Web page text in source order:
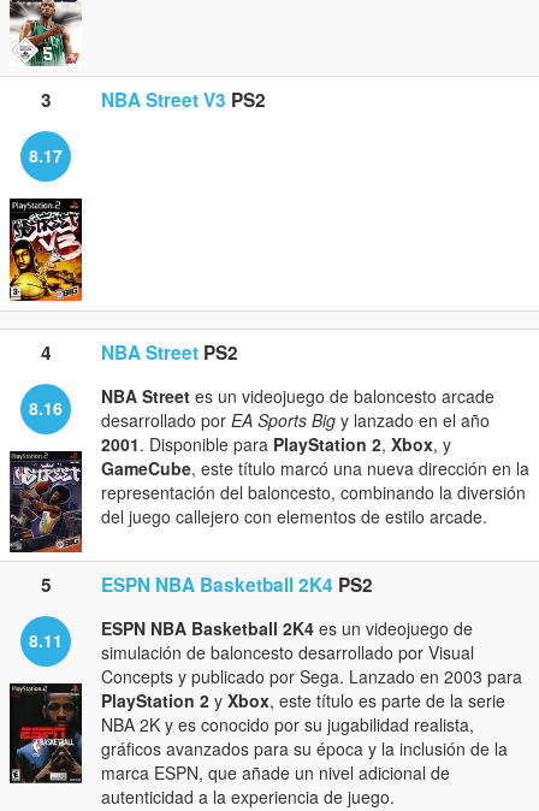
3 NBA Street V3 PS2
8.17
4 NBA Street PS2
8.16 NBA Street es un videojuego de baloncesto arcade
desarrollado por EA Sports Big y lanzado en el año
2001. Disponible para PlayStation 2, Xbox, y
GameCube, este título marcó una nueva dirección en la
representación del baloncesto, combinando la diversión
del juego callejero con elementos de estilo arcade.
5 ESPN NBA Basketball 2K4 PS2
8.11 ESPN NBA Basketball 2K4 es un videojuego de
simulación de baloncesto desarrollado por Visual
Concepts y publicado por Sega. Lanzado en 2003 para
PlayStation 2 y Xbox, este título es parte de la serie
NBA 2K y es conocido por su jugabilidad realista,
gráficos avanzados para su época y la inclusión de la
marca ESPN, que añade un nivel adicional de
autenticidad a la experiencia de juego.